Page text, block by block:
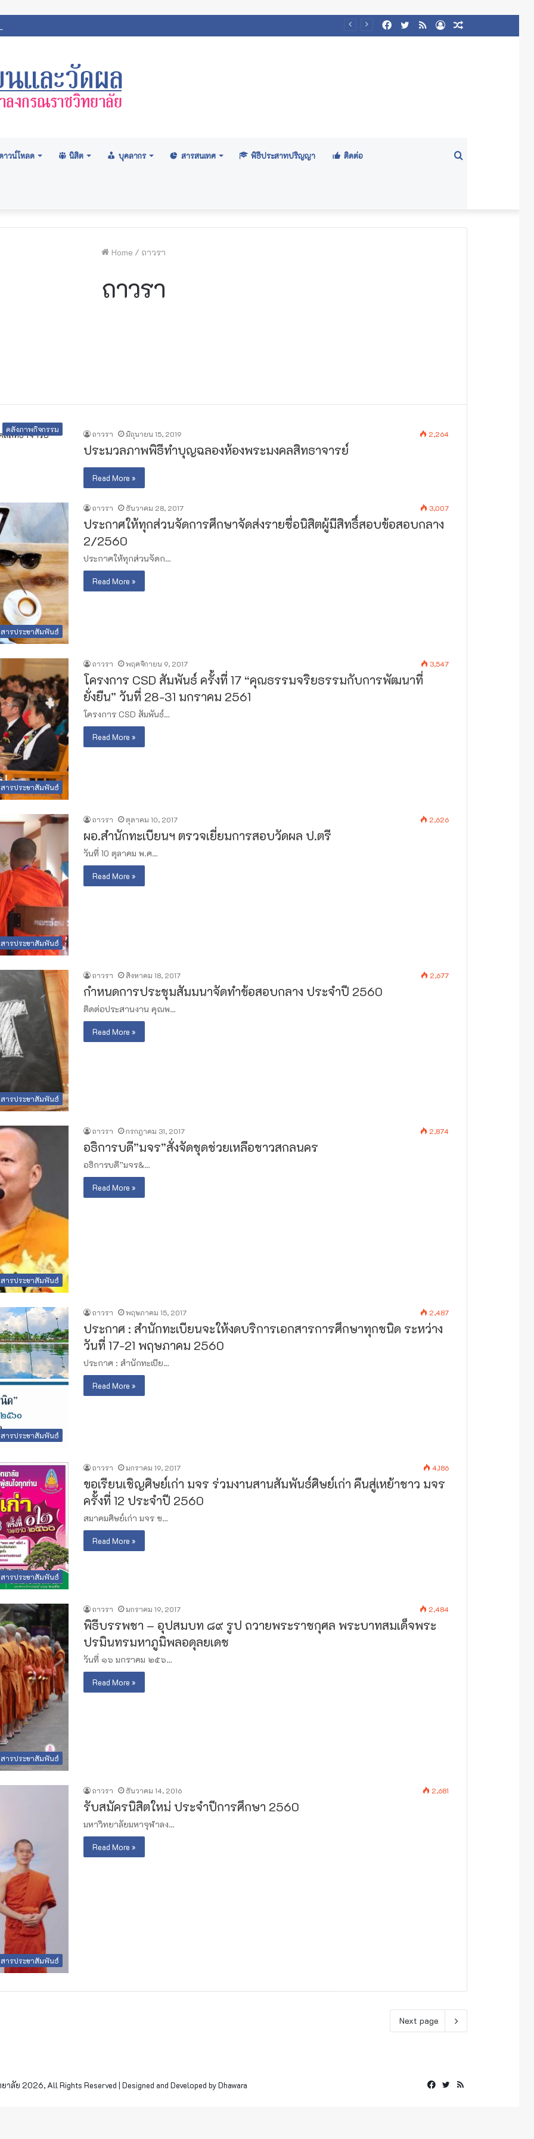
Log
RSS
Twitter
Facebook
าวน์โหลด นิสิต บุคลากร สารสนเทศ พิธีประสาทปริญญา ติดต่อ
Home / ถาวรา
ถาวรา
คลังภาพกิจกรรม ถาวรา มิถุนายน 15, 2019 2,264
ประมวลภาพพิธีทำบุญฉลองห้องพระมงคลสิทธาจารย์
Read More »
ารประชาสัมพันธ์
ถาวรา ธันวาคม 28, 2017 3,007
ประกาศให้ทุกส่วนจัดการศึกษาจัดส่งรายชื่อนิสิตผู้มีสิทธิ์สอบข้อสอบกลาง
2/2560
ประกาศให้ทุกส่วนจัดก…
Read More »
ารประชาสัมพันธ์
ถาวรา พฤศจิกายน 9, 2017 3,547
โครงการ CSD สัมพันธ์ ครั้งที่ 17 “คุณธรรมจริยธรรมกับการพัฒนาที่
ยั่งยืน” วันที่ 28-31 มกราคม 2561
โครงการ CSD สัมพันธ์…
Read More »
ารประชาสัมพันธ์
ถาวรา ตุลาคม 10, 2017 2,626
ผอ.สำนักทะเบียนฯ ตรวจเยี่ยมการสอบวัดผล ป.ตรี
วันที่ 10 ตุลาคม พ.ศ…
Read More »
ารประชาสัมพันธ์
ถาวรา สิงหาคม 18, 2017 2,677
กำหนดการประชุมสัมมนาจัดทำข้อสอบกลาง ประจำปี 2560
ติดต่อประสานงาน คุณพ…
Read More »
ารประชาสัมพันธ์
ถาวรา กรกฎาคม 31, 2017 2,874
อธิการบดี”มจร”สั่งจัดชุดช่วยเหลือชาวสกลนคร
อธิการบดี”มจร&…
Read More »
ารประชาสัมพันธ์
ถาวรา พฤษภาคม 15, 2017 2,487
ประกาศ : สำนักทะเบียนจะให้งดบริการเอกสารการศึกษาทุกชนิด ระหว่าง
วันที่ 17-21 พฤษภาคม 2560
ประกาศ : สำนักทะเบีย…
Read More »
ารประชาสัมพันธ์
ถาวรา มกราคม 19, 2017 4,186
ขอเรียนเชิญศิษย์เก่า มจร ร่วมงานสานสัมพันธ์ศิษย์เก่า คืนสู่เหย้าชาว มจร
ครั้งที่ 12 ประจำปี 2560
สมาคมศิษย์เก่า มจร ข…
Read More »
ารประชาสัมพันธ์
ถาวรา มกราคม 19, 2017 2,484
พิธีบรรพชา – อุปสมบท ๘๙ รูป ถวายพระราชกุศล พระบาทสมเด็จพระ
ปรมินทรมหาภูมิพลอดุลยเดช
วันที่ ๑๖ มกราคม ๒๕๖…
Read More »
ารประชาสัมพันธ์
ถาวรา ธันวาคม 14, 2016 2,681
รับสมัครนิสิตใหม่ ประจำปีการศึกษา 2560
มหาวิทยาลัยมหาจุฬาลง…
Read More »
Next page
ย 2026, All Rights Reserved | Designed and Developed by Dhawara Facebook
Twitter
RSS